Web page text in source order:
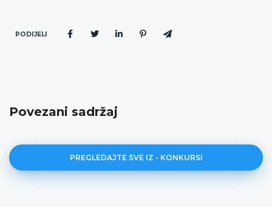
PODIJELI
Povezani sadržaj
PREGLEDAJTE SVE IZ - KONKURSI